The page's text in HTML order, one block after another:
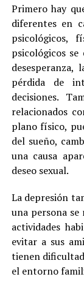
Primero hay
diferentes en
psicológicos,
psicológicos
pérdida de
decisiones.
relacionados
plano físico,
del sueño,
una causa
deseo sexual.
La depresión
una persona se
actividades
evitar a sus
tienen
el entorno